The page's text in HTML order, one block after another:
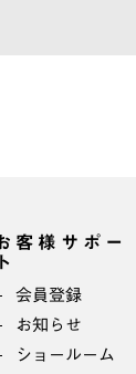
客様サポー
ト
会員登録
お知らせ
ショールーム